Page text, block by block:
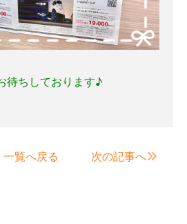
待ちしております♪
一覧へ戻る 次の記事へ